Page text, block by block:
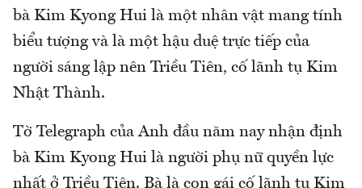
bà Kim Kyong Hui là một nhân vật mang tính
biểu tượng và là một hậu duệ trực tiếp của
người sáng lập nên Triều Tiên, cố lãnh tụ Kim
Nhật Thành.
Tờ Telegraph của Anh đầu năm nay nhận định
bà Kim Kyong Hui là người phụ nữ quyền lực
nhất ở Triều Tiên. Bà là con gái cố lãnh tụ Kim